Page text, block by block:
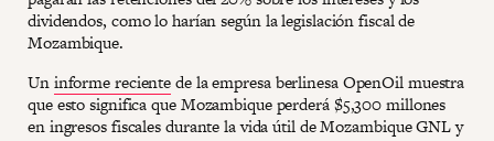
dividendos, como lo harían según la legislación fiscal de
Mozambique.
Uninforme recientede la empresa berlinesa OpenOil muestra
que esto significa que Mozambique perderá $5,300 millones
en ingresos fiscales durante la vida útil de Mozambique GNL y